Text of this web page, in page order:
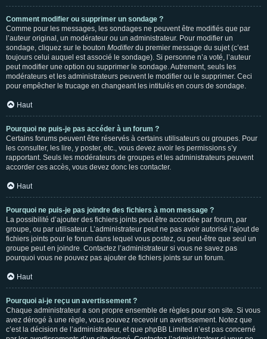
Comment modifier ou supprimer un sondage ?
Comme pour les messages, les sondages ne peuvent être modifiés que par
l’auteur original, un modérateur ou un administrateur. Pour modifier un
sondage, cliquez sur le bouton Modifierdu premier message du sujet (c’est
toujours celui auquel est associé le sondage). Si personne n’a voté, l’auteur
peut modifier une option ou supprimer le sondage. Autrement, seuls les
modérateurs et les administrateurs peuvent le modifier ou le supprimer. Ceci
pour empêcher le trucage en changeant les intitulés en cours de sondage.
Haut
Pourquoi ne puis-je pas accéder à un forum ?
Certains forums peuvent être réservés à certains utilisateurs ou groupes. Pour
les consulter, les lire, y poster, etc., vous devez avoir les permissions s’y
rapportant. Seuls les modérateurs de groupes et les administrateurs peuvent
accorder ces accès, vous devez donc les contacter.
Haut
Pourquoi ne puis-je pas joindre des fichiers à mon message ?
La possibilité d’ajouter des fichiers joints peut être accordée par forum, par
groupe, ou par utilisateur. L’administrateur peut ne pas avoir autorisé l’ajout de
fichiers joints pour le forum dans lequel vous postez, ou peut-être que seul un
groupe peut en joindre. Contactez l’administrateur si vous ne savez pas
pourquoi vous ne pouvez pas ajouter de fichiers joints sur un forum.
Haut
Pourquoi ai-je reçu un avertissement ?
Chaque administrateur a son propre ensemble de règles pour son site. Si vous
avez dérogé à une règle, vous pouvez recevoir un avertissement. Notez que
c’est la décision de l’administrateur, et que phpBB Limited n’est pas concerné